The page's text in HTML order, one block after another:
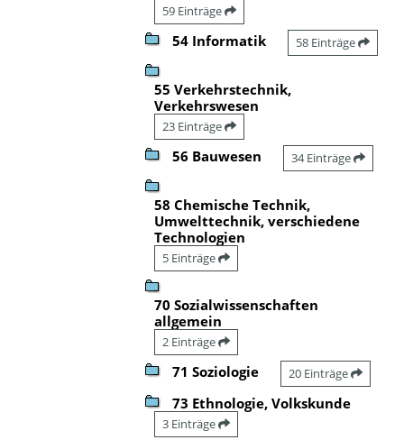
59 Einträge
54 Informatik 58 Einträge
55 Verkehrstechnik,
Verkehrswesen
23 Einträge
56 Bauwesen 34 Einträge
58 Chemische Technik,
Umwelttechnik, verschiedene
Technologien
5 Einträge
70 Sozialwissenschaften
allgemein
2 Einträge
71 Soziologie 20 Einträge
73 Ethnologie, Volkskunde
3 Einträge